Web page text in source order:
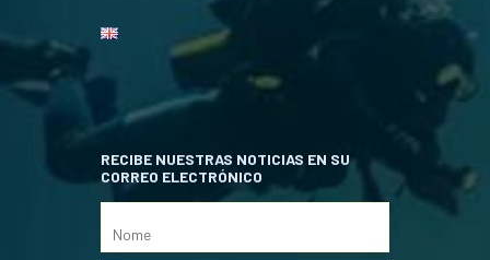
RECIBE NUESTRAS NOTICIAS EN SU
CORREO ELECTRÓNICO